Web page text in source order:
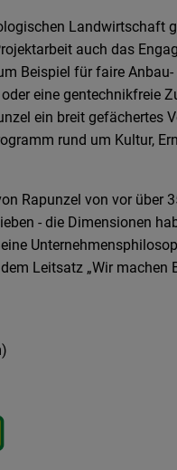
Landwirtschaft
auch das
Beispiel für faire Anbau-
eine gentechnikfreie
ein breit gefächertes
rund um Kultur,
Rapunzel von vor über
- die Dimensionen
Leitsatz „Wir machen